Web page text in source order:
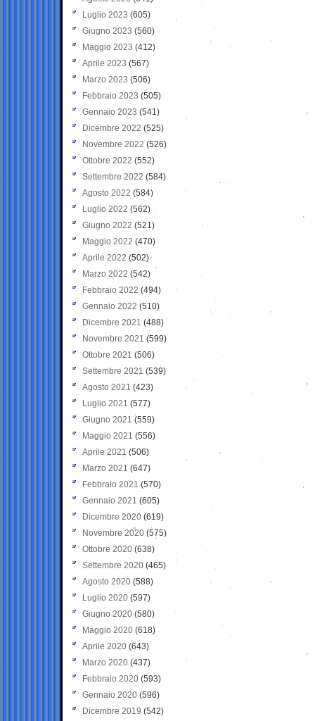
Luglio 2023 (605)
Giugno 2023 (560)
Maggio 2023 (412)
Aprile 2023 (567)
Marzo 2023 (506)
Febbraio 2023 (505)
Gennaio 2023 (541)
Dicembre 2022 (525)
Novembre 2022 (526)
Ottobre 2022 (552)
Settembre 2022 (584)
Agosto 2022 (584)
Luglio 2022 (562)
Giugno 2022 (521)
Maggio 2022 (470)
Aprile 2022 (502)
Marzo 2022 (542)
Febbraio 2022 (494)
Gennaio 2022 (510)
Dicembre 2021 (488)
Novembre 2021 (599)
Ottobre 2021 (506)
Settembre 2021 (539)
Agosto 2021 (423)
Luglio 2021 (577)
Giugno 2021(559)
Maggio 2021 (556)
Aprile 2021 (506)
Marzo 2021 (647)
Febbraio 2021 (570)
Gennaio 2021 (605)
Dicembre 2020 (619)
Novembre 2020 (575)
Ottobre 2020 (638)
Settembre 2020(465)
Agosto 2020 (588)
Luglio 2020 (597)
Giugno 2020 (580)
Maggio 2020 (618)
Aprile 2020 (643)
Marzo 2020 (437)
Febbraio 2020 (593)
Gennaio 2020 (596)
Dicembre 2019 (542)